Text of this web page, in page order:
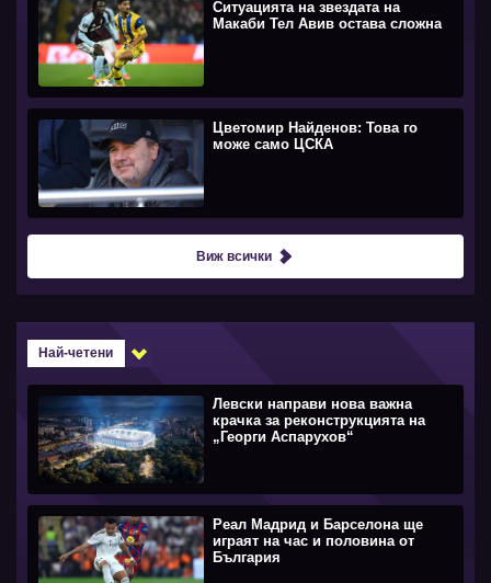
Ситуацията на звездата на
Макаби Тел Авив остава сложна
Цветомир Найденов: Това го
може само ЦСКА
Виж всички
Най-четени
Левски направи нова важна
крачка за реконструкцията на
„Георги Аспарухов“
Реал Мадрид и Барселона ще
играят на час и половина от
България